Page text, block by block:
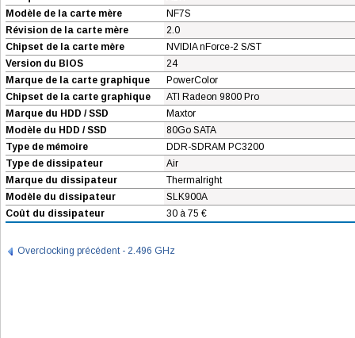
Modèle de la carte mère
NF7S
Révision de la carte mère
2.0
Chipset de la carte mère
NVIDIA nForce-2 S/ST
Version du BIOS
24
Marque de la carte graphique
PowerColor
Chipset de la carte graphique
ATI Radeon 9800 Pro
Marque du HDD / SSD
Maxtor
Modèle du HDD / SSD
80Go SATA
Type de mémoire
DDR-SDRAM PC3200
Type de dissipateur
Air
Marque du dissipateur
Thermalright
Modèle du dissipateur
SLK900A
Coût du dissipateur
30 à 75 €
Overclocking précédent - 2.496 GHz